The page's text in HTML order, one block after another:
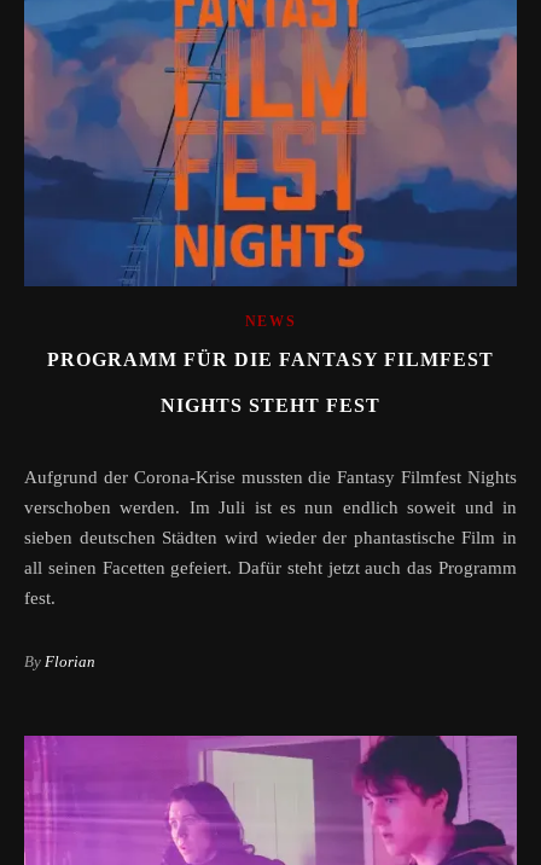
NEWS
PROGRAMM FÜR DIE FANTASY FILMFEST
NIGHTS STEHT FEST
Aufgrund der Corona-Krise mussten die Fantasy Filmfest Nights
verschoben werden. Im Juli ist es nun endlich soweit und in
sieben deutschen Städten wird wieder der phantastische Film in
all seinen Facetten gefeiert. Dafür steht jetzt auch das Programm
fest.
By Florian